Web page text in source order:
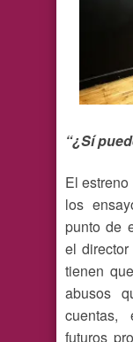
“¿Sí
El
los
punto de
el
tienen
abusos
futuros